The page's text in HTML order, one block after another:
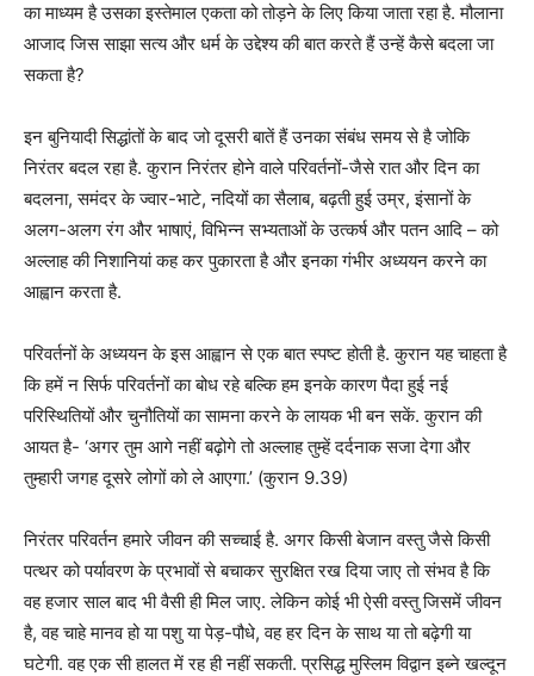
का माध्यम है उसका इस्तेमाल एकता को तोड़ने के लिए किया जाता रहा है. मौलाना
आजाद जिस साझा सत्य और धर्म के उद्देश्य की बात करते हैं उन्हें कैसे बदला जा
सकता है?
इन बुनियादी सिद्धांतों के बाद जो दूसरी बातें हैं उनका संबंध समय से है जोकि
निरंतर बदल रहा है. कुरान निरंतर होने वाले परिवर्तनों-जैसे रात और दिन का
बदलना, समंदर के ज्वार-भाटे, नदियों का सैलाब, बढ़ती हुई उम्र, इंसानों के
अलग-अलग रंग और भाषाएं, विभिन्न सभ्यताओं के उत्कर्ष और पतन आदि – को
अल्लाह की निशानियां कह कर पुकारता है और इनका गंभीर अध्ययन करने का
आह्वान करता है.
परिवर्तनों के अध्ययन के इस आह्वान से एक बात स्पष्ट होती है. कुरान यह चाहता है
कि हमें न सिर्फ परिवर्तनों का बोध रहे बल्कि हम इनके कारण पैदा हुई नई
परिस्थितियों और चुनौतियों का सामना करने के लायक भी बन सकें. कुरान की
आयत है- ‘अगर तुम आगे नहीं बढ़ोगे तो अल्लाह तुम्हें दर्दनाक सजा देगा और
तुम्हारी जगह दूसरे लोगों को ले आएगा.’ (कुरान 9.39)
निरंतर परिवर्तन हमारे जीवन की सच्चाई है. अगर किसी बेजान वस्तु जैसे किसी
पत्थर को पर्यावरण के प्रभावों से बचाकर सुरक्षित रख दिया जाए तो संभव है कि
वह हजार साल बाद भी वैसी ही मिल जाए. लेकिन कोई भी ऐसी वस्तु जिसमें जीवन
है, वह चाहे मानव हो या पशु या पेड़-पौधे, वह हर दिन के साथ या तो बढ़ेगी या
घटेगी. वह एक सी हालत में रह ही नहीं सकती. प्रसिद्ध मुस्लिम विद्वान इब्ने खल्दून